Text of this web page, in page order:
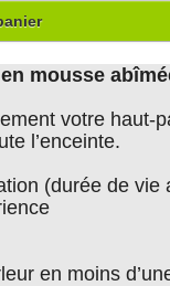
mousse
votre haut-
l’enceinte.
(durée de vie
en moins